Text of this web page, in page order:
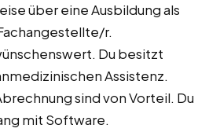
über eine Ausbildung als
r.
Du besitzt
Assistenz.
sind von Vorteil. Du
mit Software.